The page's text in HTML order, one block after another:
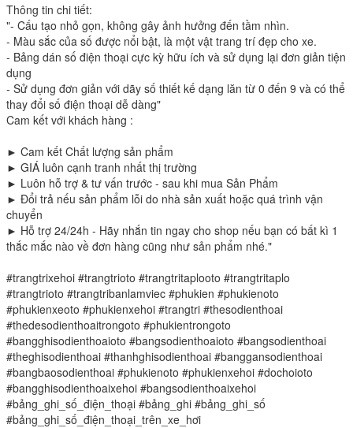
Thông tin chi tiết:
"- Cấu tạo nhỏ gọn, không gây ảnh hưởng đến tầm nhìn.
- Màu sắc của số được nổi bật, là một vật trang trí đẹp cho xe.
- Bảng dán số điện thoại cực kỳ hữu ích và sử dụng lại đơn giản tiện
dụng
- Sử dụng đơn giản với dãy số thiết kế dạng lăn từ 0 đến 9 và có thể
thay đổi số điện thoại dễ dàng"
Cam kết với khách hàng :
► Cam kết Chất lượng sản phẩm
► GIÁ luôn cạnh tranh nhất thị trường
► Luôn hỗ trợ & tư vấn trước - sau khi mua Sản Phẩm
► Đổi trả nếu sản phẩm lỗi do nhà sản xuất hoặc quá trình vận
chuyển
► Hỗ trợ 24/24h - Hãy nhắn tin ngay cho shop nếu bạn có bất kì 1
thắc mắc nào về đơn hàng cũng như sản phẩm nhé."
#trangtrixehoi #trangtrioto #trangtritaplooto #trangtritaplo
#trangtrioto #trangtribanlamviec #phukien #phukienoto
#phukienxeoto #phukienxehoi #trangtri #thesodienthoai
#thedesodienthoaitrongoto #phukientrongoto
#bangghisodienthoaioto #bangsodienthoaioto #bangsodienthoai
#theghisodienthoai #thanhghisodienthoai #banggansodienthoai
#bangbaosodienthoai #phukienoto #phukienxehoi #dochoioto
#bangghisodienthoaixehoi #bangsodienthoaixehoi
#bảng_ghi_số_điện_thoại #bảng_ghi #bảng_ghi_số
#bảng_ghi_số_điện_thoại_trên_xe_hơi